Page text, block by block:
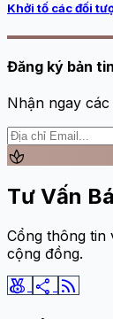
Khởi tố các đối
Đăng ký bản tin
Nhận ngay
spa
Tư Vấn
Cổng thông tin
cộng đồng.
social_leaderboard share rss_feed